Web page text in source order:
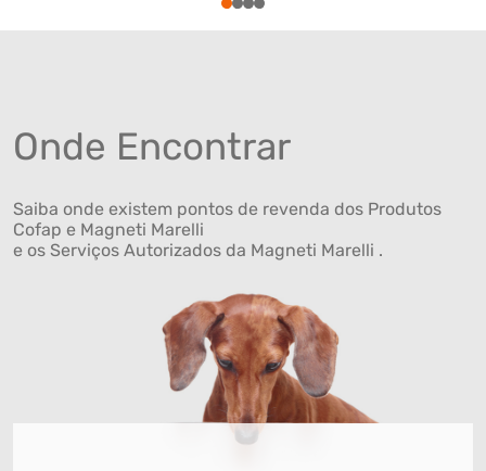
1234
Onde Encontrar
Saiba onde existem pontos de revenda dos Produtos
Cofap e Magneti Marelli
e os Serviços Autorizados da Magneti Marelli .